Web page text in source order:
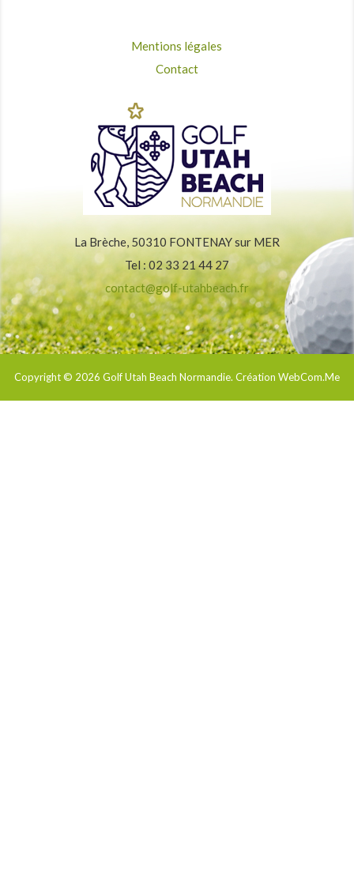
Mentions légales
Contact
La Brèche, 50310 FONTENAY sur MER
Tel : 02 33 21 44 27
contact@golf-utahbeach.fr
Copyright © 2026 Golf Utah Beach Normandie. Création WebCom.Me